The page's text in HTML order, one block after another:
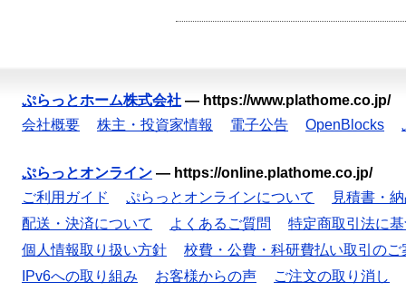
ぷらっとホーム株式会社 — https://www.plathome.co.jp/
会社概要
株主・投資家情報 電子公告 OpenBlocks
ぷらっとオンライン — https://online.plathome.co.jp/
ご利用ガイド
ぷらっとオンラインについて
見積書・
配送・決済について
よくあるご質問
特定商取引法に
個人情報取り扱い方針
校費・公費・科研費払い取引のご
IPv6への取り組み
お客様からの声 ご注文の取り消し